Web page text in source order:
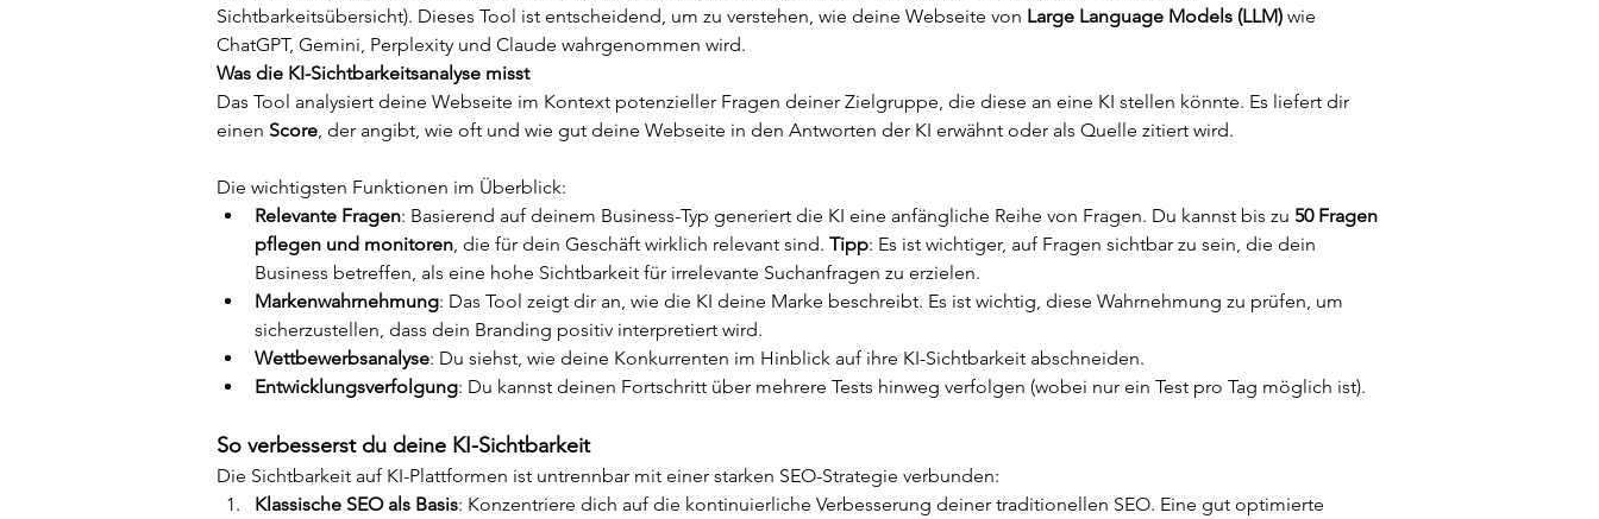
Sichtbarkeitsübersicht). Dieses Tool ist entscheidend, um zu verstehen, wie deine Webseite von Large Language Models (LLM) wie
ChatGPT, Gemini, Perplexity und Claude wahrgenommen wird.
Was die KI-Sichtbarkeitsanalyse misst
Das Tool analysiert deine Webseite im Kontext potenzieller Fragen deiner Zielgruppe, die diese an eine KI stellen könnte. Es liefert dir
einen Score, der angibt, wie oft und wie gut deine Webseite in den Antworten der KI erwähnt oder als Quelle zitiert wird.
Die wichtigsten Funktionen im Überblick:
Relevante Fragen: Basierend auf deinem Business-Typ generiert die KI eine anfängliche Reihe von Fragen. Du kannst bis zu 50 Fragen
pflegen und monitoren, die für dein Geschäft wirklich relevant sind. Tipp: Es ist wichtiger, auf Fragen sichtbar zu sein, die dein
Business betreffen, als eine hohe Sichtbarkeit für irrelevante Suchanfragen zu erzielen.
Markenwahrnehmung: Das Tool zeigt dir an, wie die KI deine Marke beschreibt. Es ist wichtig, diese Wahrnehmung zu prüfen, um
sicherzustellen, dass dein Branding positiv interpretiert wird.
Wettbewerbsanalyse: Du siehst, wie deine Konkurrenten im Hinblick auf ihre KI-Sichtbarkeit abschneiden.
Entwicklungsverfolgung: Du kannst deinen Fortschritt über mehrere Tests hinweg verfolgen (wobei nur ein Test pro Tag möglich ist).
So verbesserst du deine KI-Sichtbarkeit
Die Sichtbarkeit auf KI-Plattformen ist untrennbar mit einer starken SEO-Strategie verbunden:
Klassische SEO als Basis: Konzentriere dich auf die kontinuierliche Verbesserung deiner traditionellen SEO. Eine gut optimierte